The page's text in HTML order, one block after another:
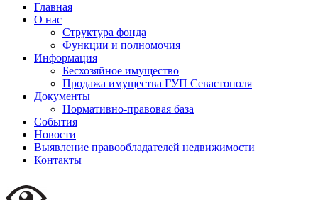
Главная
О нас
Структура фонда
Функции и полномочия
Информация
Бесхозяйное имущество
Продажа имущества ГУП Севастополя
Документы
Нормативно-правовая база
События
Новости
Выявление правообладателей недвижимости
Контакты